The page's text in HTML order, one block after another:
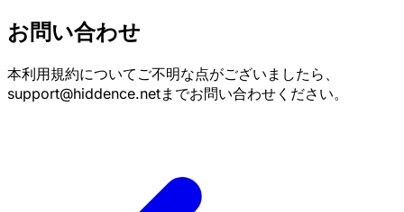
お問い合わせ
本利用規約についてご不明な点がございましたら、
support@hiddence.netまでお問い合わせください。